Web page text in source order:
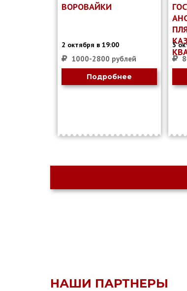
ВОРОВАЙКИ
2 октября в 19:00
1000-2800 рублей
Подробнее
3
НАШИ ПАРТНЕРЫ